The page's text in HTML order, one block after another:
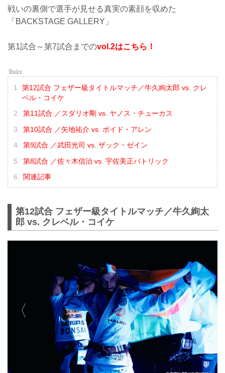
戦いの裏側で選手が見せる真実の素顔を収めた
「BACKSTAGE GALLERY」
第1試合～第7試合までのvol.2はこちら！
第12試合 フェザー級タイトルマッチ／牛久絢太郎 vs. クレ
ベル・コイケ
第11試合 ／スダリオ剛 vs. ヤノス・チューカス
第10試合 ／矢地祐介 vs. ボイド・アレン
第9試合 ／武田光司 vs. ザック・ゼイン
第8試合 ／佐々木信治 vs. 宇佐美正パトリック
関連記事
第12試合 フェザー級タイトルマッチ／牛久絢太
郎 vs. クレベル・コイケ